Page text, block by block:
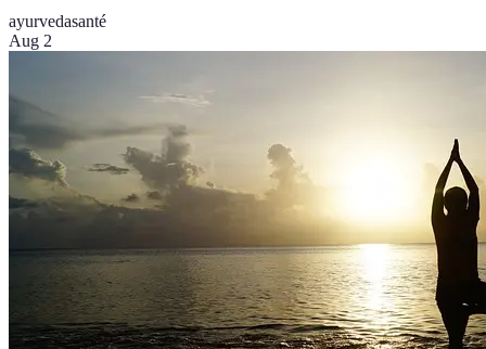
ayurvedasanté
Aug 2